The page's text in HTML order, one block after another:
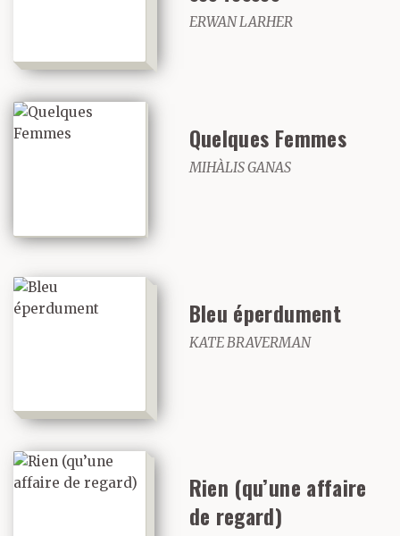
ERWAN LARHER
Quelques Femmes
MIHÀLIS GANAS
Bleu éperdument
KATE BRAVERMAN
Rien (qu’une affaire
de regard)